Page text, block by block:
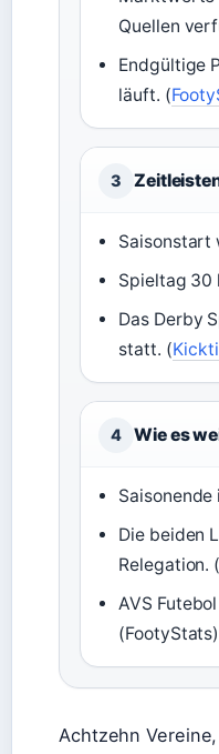
Quellen
Endgültige
läuft. (
3
Saisonstart
Spieltag 30
Das Derby
statt. (
4 Wie es
Die beiden
Relegation.
AVS
(FootyStats)
Achtzehn